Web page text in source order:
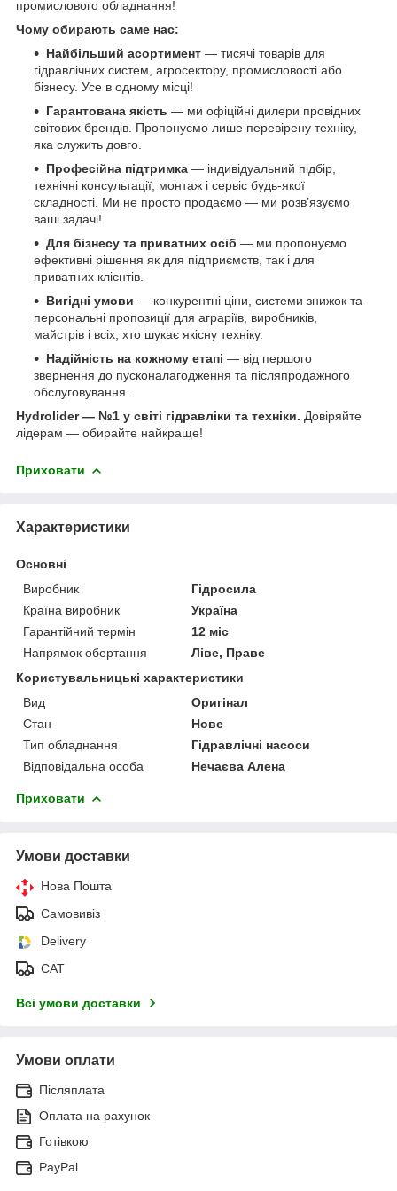
промислового обладнання!
Чому обирають саме нас:
Найбільший асортимент — тисячі товарів для
гідравлічних систем, агросектору, промисловості або
бізнесу. Усе в одному місці!
Гарантована якість — ми офіційні дилери провідних
світових брендів. Пропонуємо лише перевірену техніку,
яка служить довго.
Професійна підтримка — індивідуальний підбір,
технічні консультації, монтаж і сервіс будь-якої
складності. Ми не просто продаємо — ми розв’язуємо
ваші задачі!
Для бізнесу та приватних осіб — ми пропонуємо
ефективні рішення як для підприємств, так і для
приватних клієнтів.
Вигідні умови — конкурентні ціни, системи знижок та
персональні пропозиції для аграріїв, виробників,
майстрів і всіх, хто шукає якісну техніку.
Надійність на кожному етапі — від першого
звернення до пусконалагодження та післяпродажного
обслуговування.
Hydrolider — №1 у світі гідравліки та техніки. Довіряйте
лідерам — обирайте найкраще!
Приховати
Характеристики
Основні
Виробник
Гідросила
Країна виробник
Україна
Гарантійний термін
12 міс
Напрямок обертання
Ліве, Праве
Користувальницькі характеристики
Вид
Оригінал
Стан
Нове
Тип обладнання
Гідравлічні насоси
Відповідальна особа
Нечаєва Алена
Приховати
Умови доставки
Нова Пошта
Самовивіз
Delivery
САТ
Всі умови доставки
Умови оплати
Післяплата
Оплата на рахунок
Готівкою
PayPal